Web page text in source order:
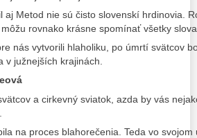
aj Metod nie sú čisto slovenskí hrdinovia.
rovnako krásne spomínať všetky
nás vytvorili hlaholiku, po úmrtí svätcov
v južnejších krajinách.
a cirkevný sviatok, azda by vás
na proces blahorečenia. Teda vo